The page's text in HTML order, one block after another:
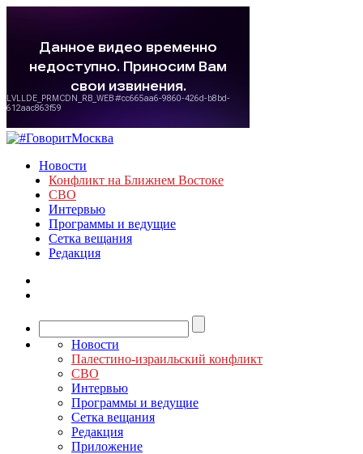
Новости
Конфликт на Ближнем Востоке
СВО
Интервью
Программы и ведущие
Сетка вещания
Редакция
Новости
Палестино-израильский конфликт
СВО
Интервью
Программы и ведущие
Сетка вещания
Редакция
Приложение